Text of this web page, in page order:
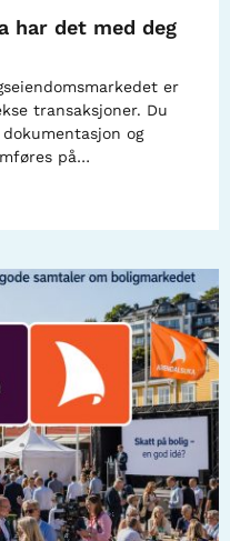
har det med deg
er
transaksjoner. Du
og
på…